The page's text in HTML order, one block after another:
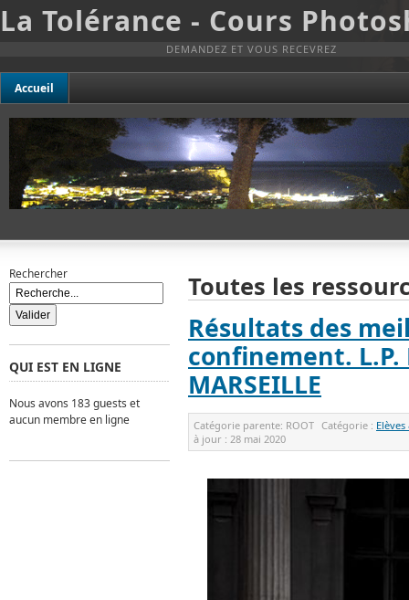
La Tolérance - Cours
DEMANDEZ ET VOUS RECEVREZ
Accueil
Toutes les
Résultats des
confinement. L.P.
MARSEILLE
Catégorie parente: ROOT Catégorie :
à jour : 28 mai 2020
Rechercher
QUI EST EN LIGNE
Nous avons 183 guests et
aucun membre en ligne